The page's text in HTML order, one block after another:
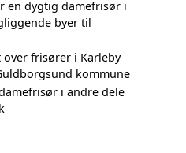
en dygtig damefrisør i
byer til
over frisører i Karleby
kommune
i andre dele